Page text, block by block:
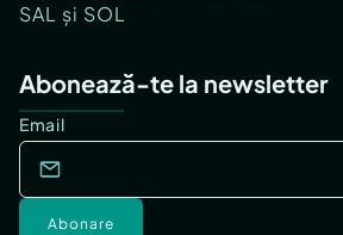
SAL și SOL
Abonează-te la newsletter
Email
Abonare